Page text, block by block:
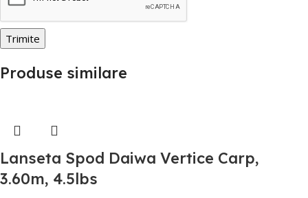
Produse similare
Lanseta Spod Daiwa Vertice Carp,
3.60m, 4.5lbs